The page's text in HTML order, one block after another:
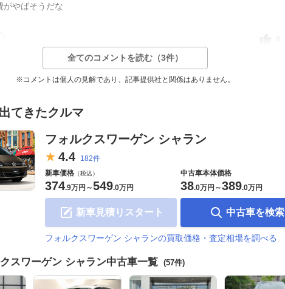
がやばそうだな
全てのコメントを読む（3件）
※コメントは個人の見解であり、記事提供社と関係はありません。
てきたクルマ
フォルクスワーゲン シャラン
4.4
182件
新車価格 （税込）
374.9万円 ～549.0万円
新車見積りスタート
中古車本体価格
38.0万円 ～389.0万円
中古車を検索
フォルクスワーゲン シャランの買取価格・査定相場を調べる
スワーゲン シャラン中古車一覧 (57件)